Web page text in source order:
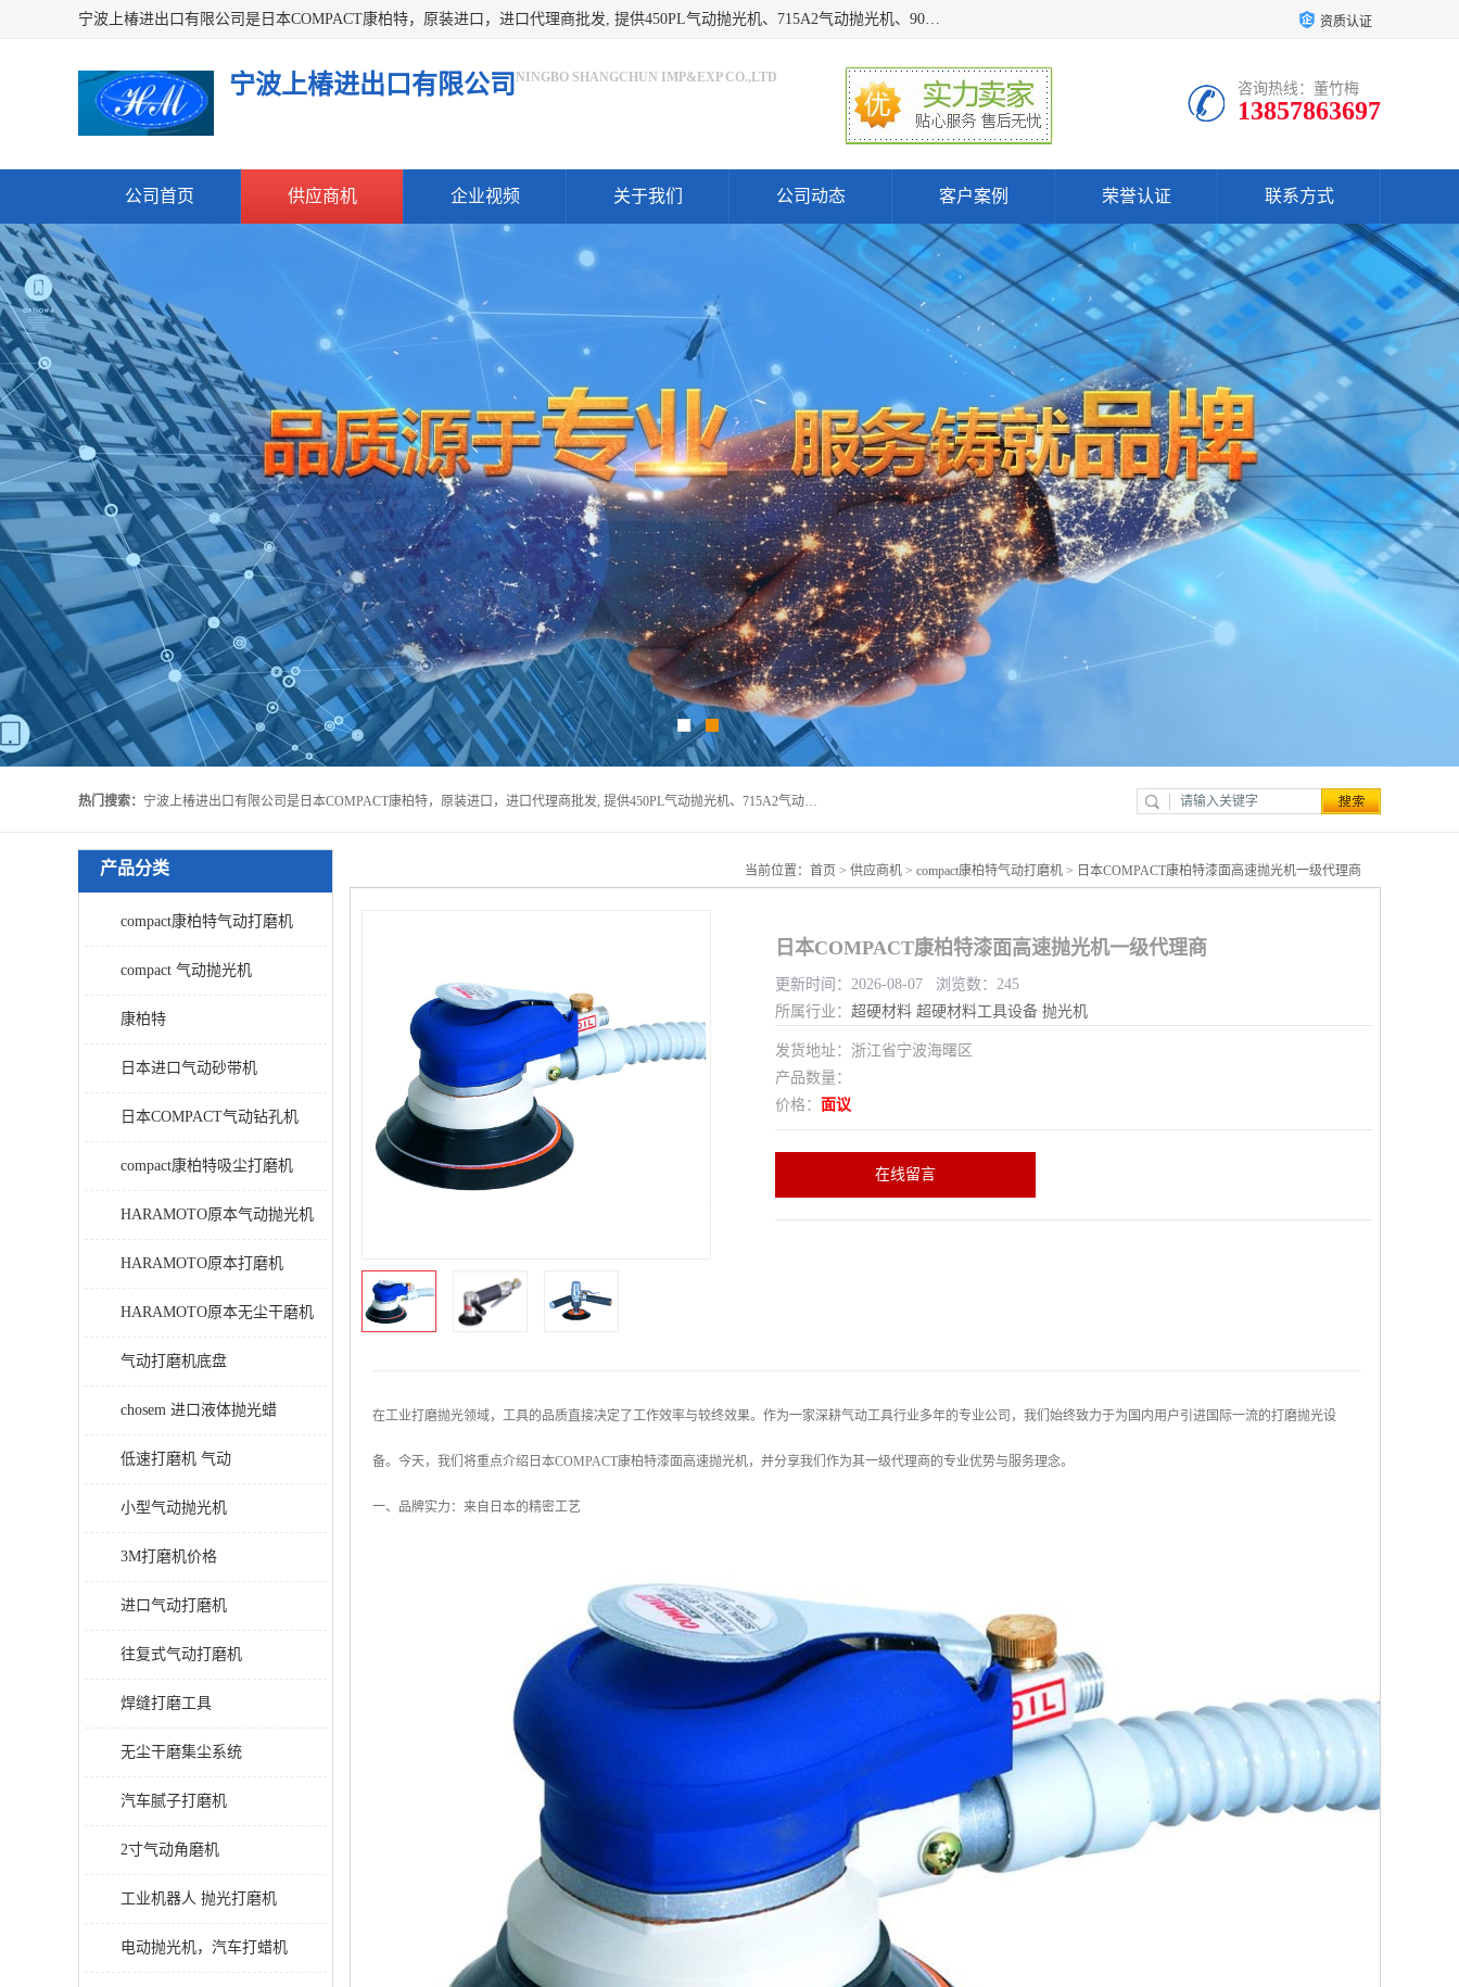
宁波上椿进出口有限公司是日本COMPACT康柏特，原装进口，进口代理商批发, 提供450PL气动抛光机、715A2气动抛光机、905A4打磨机、935GS打磨机、913W-5水磨机、450PL抛光机、715A2抛光机、935GS齿轮抛光机、905A4气动打磨机、价格实惠,欢迎来电咨询. 资质认证
宁波上椿进出口有限公司 NINGBO SHANGCHUN IMP&EXP CO.,LTD
咨询热线：董竹梅
13857863697
公司首页 供应商机 企业视频 关于我们 公司动态 客户案例 荣誉认证 联系方式
热门搜索： 宁波上椿进出口有限公司是日本COMPACT康柏特，原装进口，进口代理商批发, 提供450PL气动抛光机、715A2气动抛光机、905A4打磨机、935GS打磨机、913W-5水磨机、450PL抛光机、715A2抛光机、935GS齿轮抛光机、905A4气动打磨机、价格实惠,欢迎来电咨询.
产品分类
compact康柏特气动打磨机
compact 气动抛光机
康柏特
日本进口气动砂带机
日本COMPACT气动钻孔机
compact康柏特吸尘打磨机
HARAMOTO原本气动抛光机
HARAMOTO原本打磨机
HARAMOTO原本无尘干磨机
气动打磨机底盘
chosem 进口液体抛光蜡
低速打磨机 气动
小型气动抛光机
3M打磨机价格
进口气动打磨机
往复式气动打磨机
焊缝打磨工具
无尘干磨集尘系统
汽车腻子打磨机
2寸气动角磨机
工业机器人 抛光打磨机
电动抛光机，汽车打蜡机
当前位置： 首页 > 供应商机 > compact康柏特气动打磨机 > 日本COMPACT康柏特漆面高速抛光机一级代理商
日本COMPACT康柏特漆面高速抛光机一级代理商
更新时间：2026-08-07 浏览数：245
所属行业： 超硬材料 超硬材料工具设备 抛光机
发货地址：浙江省宁波海曙区
产品数量：
价格： 面议
在线留言
在工业打磨抛光领域，工具的品质直接决定了工作效率与较终效果。作为一家深耕气动工具行业多年的专业公司，我们始终致力于为国内用户引进国际一流的打磨抛光设
备。今天，我们将重点介绍日本COMPACT康柏特漆面高速抛光机，并分享我们作为其一级代理商的专业优势与服务理念。
一、品牌实力：来自日本的精密工艺